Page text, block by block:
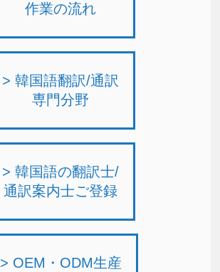
作業の流れ
> 韓国語翻訳/通訳
専門分野
> 韓国語の翻訳士/
通訳案内士ご登録
> OEM・ODM生産